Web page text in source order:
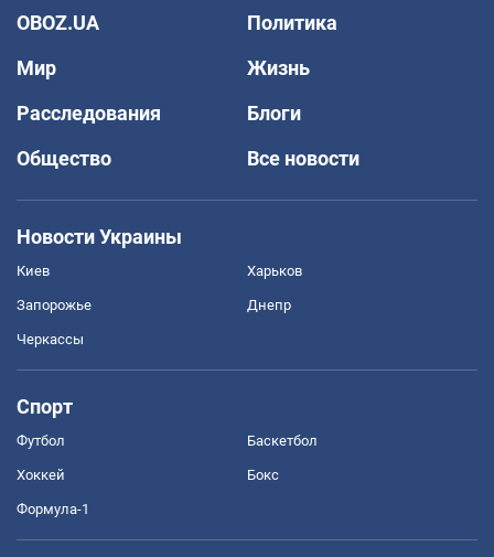
OBOZ.UA
Политика
Мир
Жизнь
Расследования
Блоги
Общество
Все новости
Новости Украины
Киев Харьков
Запорожье Днепр
Черкассы
Спорт
Футбол Баскетбол
Хоккей Бокс
Формула-1